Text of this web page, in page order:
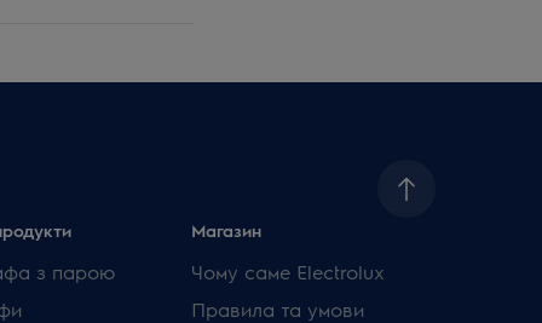
з парою
Магазин
Чому саме Electrolux
Правила та умови